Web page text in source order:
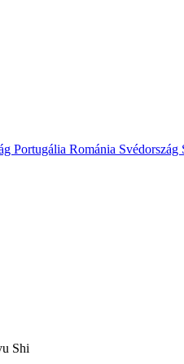
Portugália Románia Svédország
Shi